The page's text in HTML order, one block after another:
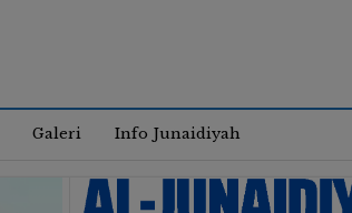
Galeri Info Junaidiyah